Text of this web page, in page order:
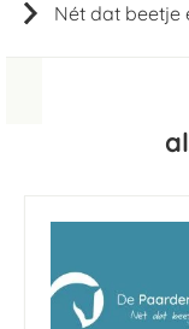
Nét dat beetje